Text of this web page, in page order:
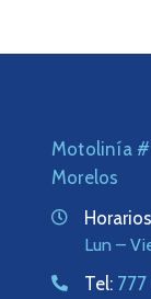
Motolinía
Morelos
Lun –
Tel: